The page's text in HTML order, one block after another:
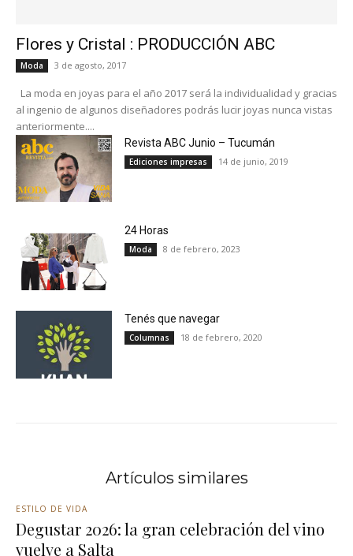
Flores y Cristal : PRODUCCIÓN ABC
Moda 3 de agosto, 2017
La moda en joyas para el año 2017 será la individualidad y gracias
al ingenio de algunos diseñadores podrás lucir joyas nunca vistas
anteriormente....
Revista ABC Junio – Tucumán
Ediciones impresas 14 de junio, 2019
24 Horas
Moda 8 de febrero, 2023
Tenés que navegar
Columnas 18 de febrero, 2020
Artículos similares
ESTILO DE VIDA
Degustar 2026: la gran celebración del vino
vuelve a Salta